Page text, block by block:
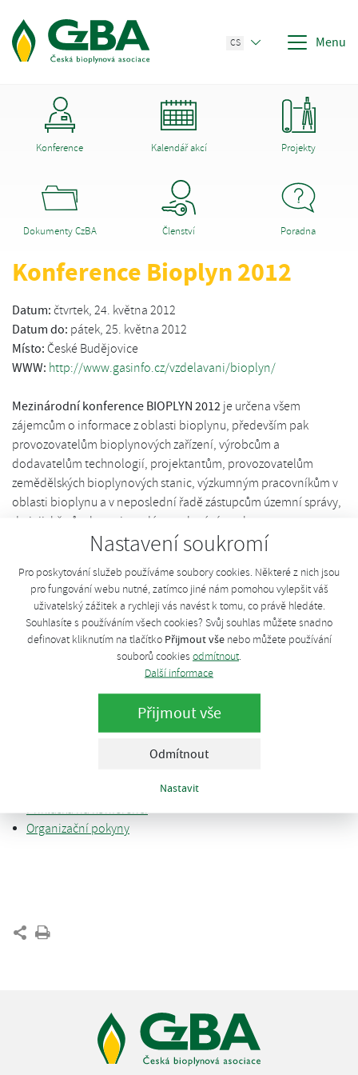
Nastavení soukromí
Pro poskytování služeb používáme soubory cookies. Některé z nich jsou
pro fungování webu nutné, zatímco jiné nám pomohou vylepšit váš
uživatelský zážitek a rychleji vás navést k tomu, co právě hledáte.
Souhlasíte s používáním všech cookies? Svůj souhlas můžete snadno
definovat kliknutím na tlačítko Přijmout všenebo můžete používání
souborů cookies odmítnout.
Další informace
Přijmout vše
Odmítnout
Nastavit
CS Menu
Konference Kalendář akcí Projekty
Dokumenty CzBA Členství Poradna
Konference Bioplyn 2012
Datum: čtvrtek, 24. května 2012
Datum do: pátek, 25. května 2012
Místo: České Budějovice
WWW: http://www.gasinfo.cz/vzdelavani/bioplyn/
Mezinárodní konference BIOPLYN 2012 je určena všem
zájemcům o informace z oblasti bioplynu, především pak
provozovatelům bioplynových zařízení, výrobcům a
dodavatelům technologií, projektantům, provozovatelům
zemědělských bioplynových stanic, výzkumným pracovníkům v
oblasti bioplynu a v neposlední řadě zástupcům územní správy,
do jejichž působnosti spadá povolování stavby a provozu
bioplynových stanic a kontrola provozovaných zařízení.
Stěžejním tématem konference jepodpora rozvoje bioplynu
jako obnovitelného zdroje energie. Význam obnovitelných
zdrojů energií a efektivnost využití paliv s vysokým přínosem pro
ochranu životního prostředí (snižování emisí skleníkových plynů)
je jedním z důvodů, proč zájem o bioplynová zařízení neustále
stoupá. S tím souvisí i téma stále se rozšiřující oblasti
Přihláška na konferenci
Organizační pokyny